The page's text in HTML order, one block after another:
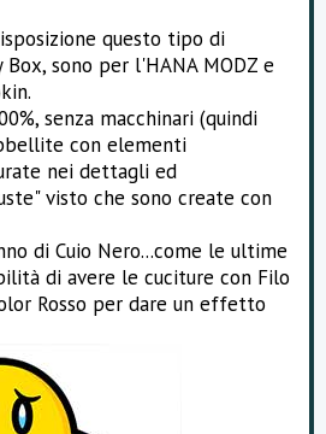
questo tipo di
sono per l'HANA MODZ e
senza macchinari (quindi
con elementi
nei dettagli ed
visto che sono create con
di Cuio Nero...come le ultime
di avere le cuciture con Filo
Rosso per dare un effetto